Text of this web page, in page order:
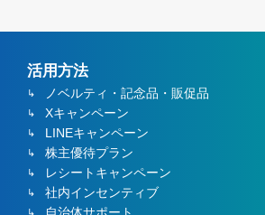
活用方法
ノベルティ・記念品・販促品
Xキャンペーン
LINEキャンペーン
株主優待プラン
レシートキャンペーン
社内インセンティブ